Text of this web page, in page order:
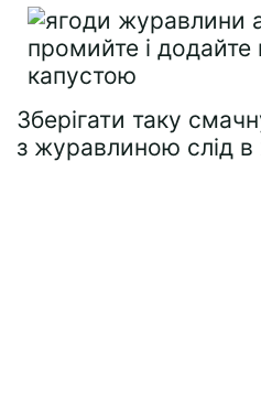
Зберігати таку
з журавлиною слід в